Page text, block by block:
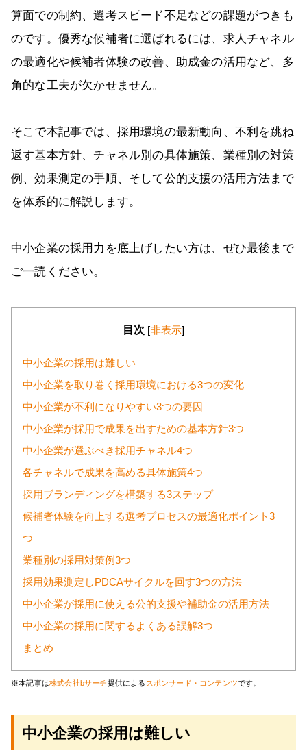
算面での制約、選考スピード不足などの課題がつきも
のです。優秀な候補者に選ばれるには、求人チャネル
の最適化や候補者体験の改善、助成金の活用など、多
角的な工夫が欠かせません。
そこで本記事では、採用環境の最新動向、不利を跳ね
返す基本方針、チャネル別の具体施策、業種別の対策
例、効果測定の手順、そして公的支援の活用方法まで
を体系的に解説します。
中小企業の採用力を底上げしたい方は、ぜひ最後まで
ご一読ください。
目次 [非表示]
中小企業の採用は難しい
中小企業を取り巻く採用環境における3つの変化
中小企業が不利になりやすい3つの要因
中小企業が採用で成果を出すための基本方針3つ
中小企業が選ぶべき採用チャネル4つ
各チャネルで成果を高める具体施策4つ
採用ブランディングを構築する3ステップ
候補者体験を向上する選考プロセスの最適化ポイント3
つ
業種別の採用対策例3つ
採用効果測定しPDCAサイクルを回す3つの方法
中小企業が採用に使える公的支援や補助金の活用方法
中小企業の採用に関するよくある誤解3つ
まとめ
※本記事は株式会社bサーチ提供による スポンサード・コンテンツです。
中小企業の採用は難しい